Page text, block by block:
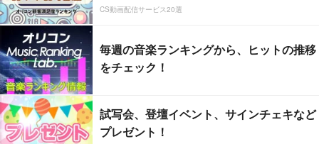
CS動画配信サービス20選
毎週の音楽ランキングから、ヒットの推移
をチェック！
試写会、登壇イベント、サインチェキなど
プレゼント！